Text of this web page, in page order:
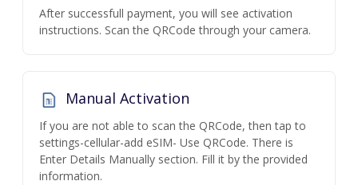
After successfull payment, you will see activation
instructions. Scan the QRCode through your camera.
Manual Activation
If you are not able to scan the QRCode, then tap to
settings-cellular-add eSIM- Use QRCode. There is
Enter Details Manually section. Fill it by the provided
information.